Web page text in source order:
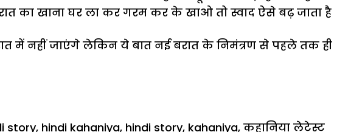
का खाना घर ला कर गरम कर के खाओ तो स्वाद ऐसे बढ़ जाता है
में नहीं जाएंगे लेकिन ये बात नई बरात के निमंत्रण से पहले तक ही
story, hindi kahaniya, hindi story, kahaniya, कहानिया लेटेस्ट